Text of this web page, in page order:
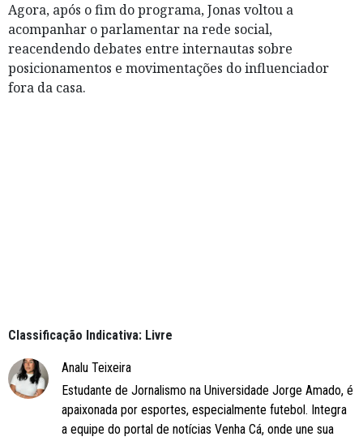
Agora, após o fim do programa, Jonas voltou a
acompanhar o parlamentar na rede social,
reacendendo debates entre internautas sobre
posicionamentos e movimentações do influenciador
fora da casa.
Classificação Indicativa: Livre
Analu Teixeira
Estudante de Jornalismo na Universidade Jorge Amado, é
apaixonada por esportes, especialmente futebol. Integra
a equipe do portal de notícias Venha Cá, onde une sua